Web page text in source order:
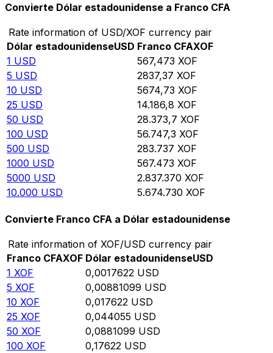
Convierte Dólar estadounidense a Franco CFA
Rate information of USD/XOF currency pair
Dólar estadounidenseUSD Franco CFAXOF
1 USD 567,473 XOF
5 USD 2837,37 XOF
10 USD 5674,73 XOF
25 USD 14.186,8 XOF
50 USD 28.373,7 XOF
100 USD 56.747,3 XOF
500 USD 283.737 XOF
1000 USD 567.473 XOF
5000 USD 2.837.370 XOF
10.000 USD 5.674.730 XOF
Convierte Franco CFA a Dólar estadounidense
Rate information of XOF/USD currency pair
Franco CFAXOF Dólar estadounidenseUSD
1 XOF 0,0017622 USD
5 XOF 0,00881099 USD
10 XOF 0,017622 USD
25 XOF 0,044055 USD
50 XOF 0,0881099 USD
100 XOF 0,17622 USD